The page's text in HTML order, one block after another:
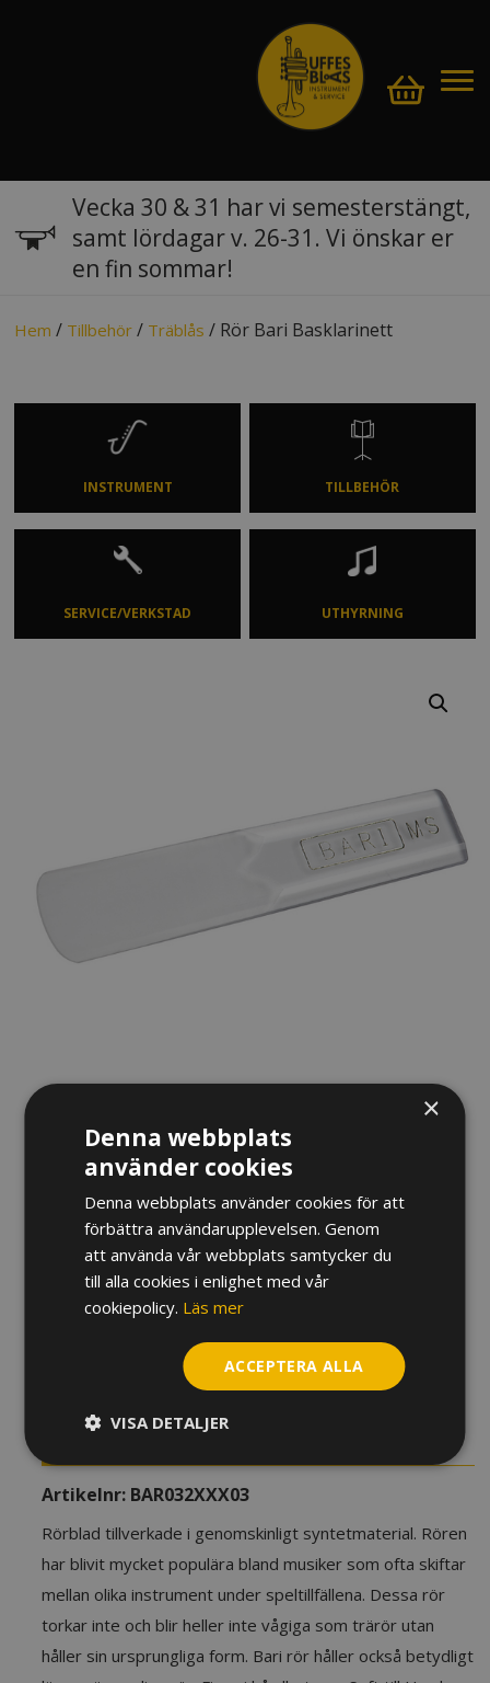
Vecka 30 & 31 har vi semesterstängt,
samt lördagar v. 26-31. Vi önskar er
en fin sommar!
Hem / Tillbehör / Träblås / Rör Bari Basklarinett
INSTRUMENT TILLBEHÖR
SERVICE/VERKSTAD UTHYRNING
RÖR BARI BASKLARINETT
kr
Hårdhet
LÄGG TILL I VARUKORG
Artikelnr: BAR032XXX03
Rörblad tillverkade i genomskinligt syntetmaterial. Rören
har blivit mycket populära bland musiker som ofta skiftar
mellan olika instrument under speltillfällena. Dessa rör
torkar inte och blir heller inte vågiga som trärör utan
håller sin ursprungliga form. Bari rör håller också betydligt
×
Denna webbplats
använder cookies
Denna webbplats använder cookies för att
förbättra användarupplevelsen. Genom
att använda vår webbplats samtycker du
till alla cookies i enlighet med vår
cookiepolicy. Läs mer
ACCEPTERA ALLA
VISA DETALJER